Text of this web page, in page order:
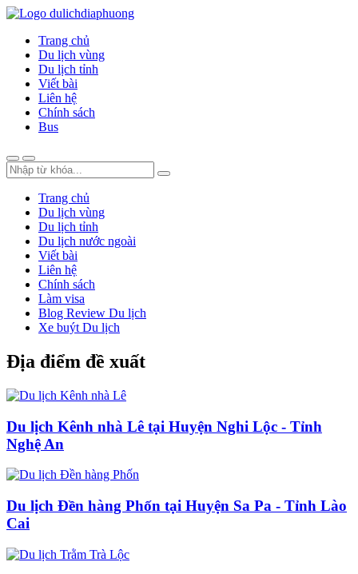
Trang chủ
Du lịch vùng
Du lịch tỉnh
Viết bài
Liên hệ
Chính sách
Bus
Trang chủ
Du lịch vùng
Du lịch tỉnh
Du lịch nước ngoài
Viết bài
Liên hệ
Chính sách
Làm visa
Blog Review Du lịch
Xe buýt Du lịch
Địa điểm đề xuất
Du lịch Kênh nhà Lê tại Huyện Nghi Lộc - Tỉnh
Nghệ An
Du lịch Đền hàng Phốn tại Huyện Sa Pa - Tỉnh Lào
Cai